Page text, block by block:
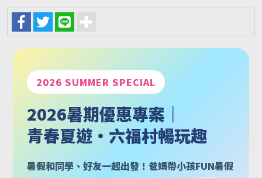
2026 SUMMER SPECIAL
2026暑期優惠專案｜
青春夏遊・六福村暢玩趣
暑假和同學、好友一起出發！爸媽帶小孩FUN暑假